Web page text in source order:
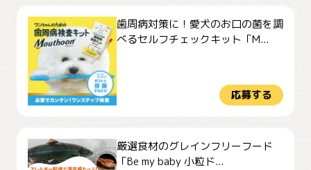
歯周病対策に！愛犬のお口の菌を調
べるセルフチェックキット「M...
応募する
厳選食材のグレインフリーフード
「Be my baby 小粒ド...